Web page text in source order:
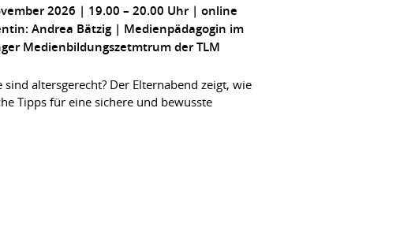
2026 | 19.00 – 20.00 Uhr | online
Andrea Bätzig | Medienpädagogin im
Medienbildungszetmtrum der TLM
altersgerecht? Der Elternabend zeigt, wie
Tipps für eine sichere und bewusste